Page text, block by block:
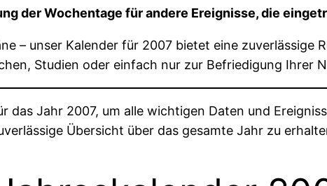
der Wochentage für andere Ereignisse, die
– unser Kalender für 2007 bietet eine zuverlässige
Studien oder einfach nur zur Befriedigung Ihrer
das Jahr 2007, um alle wichtigen Daten und
Übersicht über das gesamte Jahr zu